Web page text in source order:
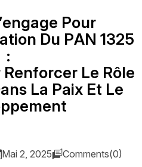
’engage Pour
ation Du PAN 1325
:
Renforcer Le Rôle
ans La Paix Et Le
ppement
Mai 2, 2025 Comments(0)